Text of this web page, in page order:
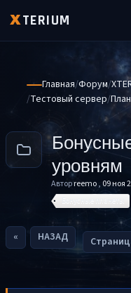
XTERIUM
Главная Форум
Тестовый сервер
уровням
Авторreemo, 09 ноя
« НАЗАД